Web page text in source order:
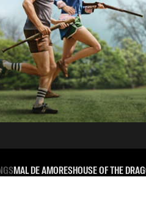
MAL DE AMORESHOUSE OF THE